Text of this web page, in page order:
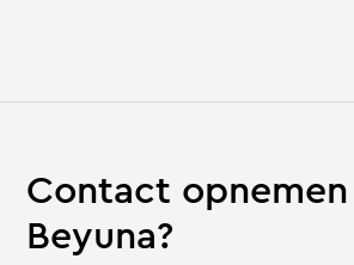
Contact
Beyuna?